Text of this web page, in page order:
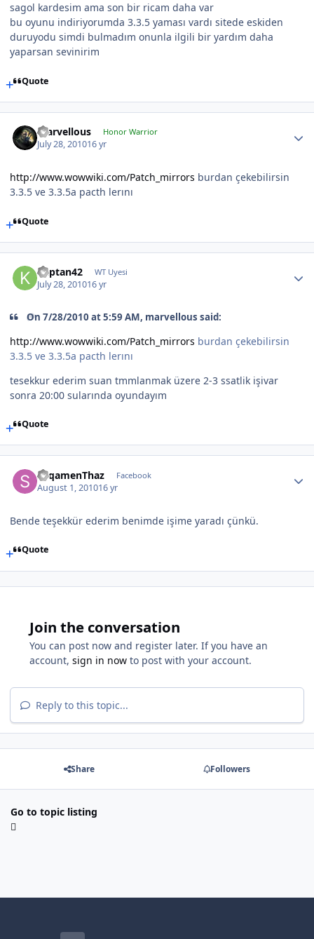
sagol kardesim ama son bir ricam daha var
bu oyunu indiriyorumda 3.3.5 yaması vardı sitede eskiden
duruyodu simdi bulmadım onunla ilgili bir yardım daha
yaparsan sevinirim
Quote
marvellous Honor Warrior
July 28, 201016 yr
http://www.wowwiki.com/Patch_mirrors burdan çekebilirsin
3.3.5 ve 3.3.5a pacth lerını
Quote
kaptan42 WT Uyesi
July 28, 201016 yr
On 7/28/2010 at 5:59 AM, marvellous said:
http://www.wowwiki.com/Patch_mirrors burdan çekebilirsin
3.3.5 ve 3.3.5a pacth lerını
tesekkur ederim suan tmmlanmak üzere 2-3 ssatlik işivar
sonra 20:00 sularında oyundayım
Quote
SeqamenThaz Facebook
August 1, 201016 yr
Bende teşekkür ederim benimde işime yaradı çünkü.
Quote
Join the conversation
You can post now and register later. If you have an
account, sign in now to post with your account.
Reply to this topic...
Share Followers
Go to topic listing